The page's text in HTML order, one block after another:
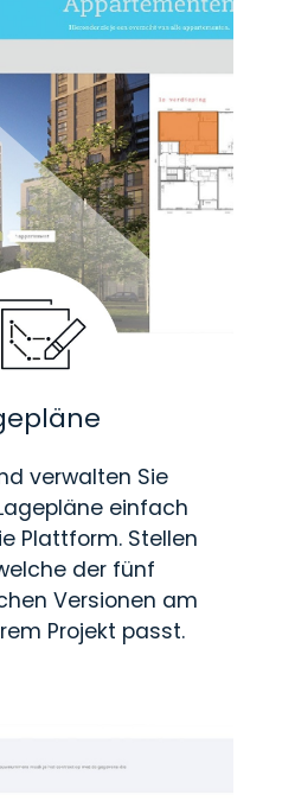
verwalten Sie
einfach
Plattform. Stellen
der fünf
Versionen am
Projekt passt.